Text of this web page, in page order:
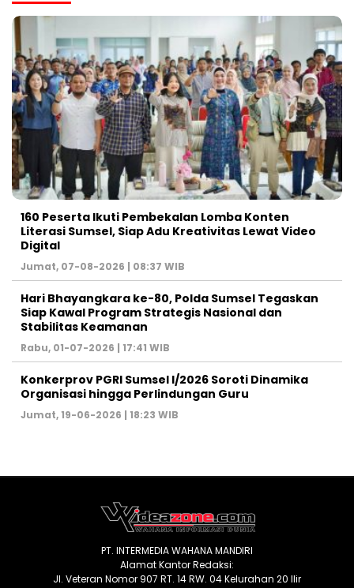
160 Peserta Ikuti Pembekalan Lomba Konten
Literasi Sumsel, Siap Adu Kreativitas Lewat Video
Digital ‎
Jumat, 07-08-2026 | 08:37 WIB
Hari Bhayangkara ke-80, Polda Sumsel Tegaskan
Siap Kawal Program Strategis Nasional dan
Stabilitas Keamanan ‎
Rabu, 01-07-2026 | 17:41 WIB
Konkerprov PGRI Sumsel I/2026 Soroti Dinamika
Organisasi hingga Perlindungan Guru ‎
Jumat, 19-06-2026 | 18:23 WIB
PT. INTERMEDIA WAHANA MANDIRI
Alamat Kantor Redaksi:
Jl. Veteran Nomor 907 RT. 14 RW. 04 Kelurahan 20 Ilir